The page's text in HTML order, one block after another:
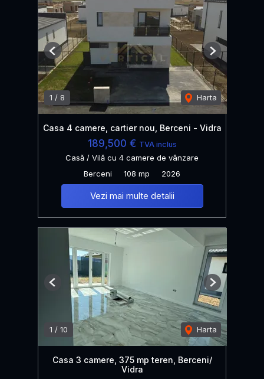
1 / 8 Harta
Previous Next
Casa 4 camere, cartier nou, Berceni - Vidra
189,500 € TVA inclus
Casă / Vilă cu 4 camere de vânzare
Berceni
108 mp 2026
Vezi mai multe detalii
1 / 10 Harta
Previous Next
Casa 3 camere, 375 mp teren, Berceni/
Vidra